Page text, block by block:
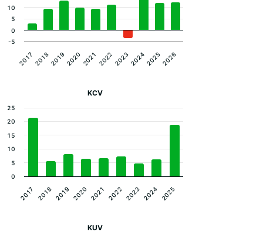
2017 201820192020 2021 20222023202420252026
-5
0
5
10
KCV
2017 2018 2019 2020 2021 2022 2023 2024 2025
0
5
10
15
20
25
KUV